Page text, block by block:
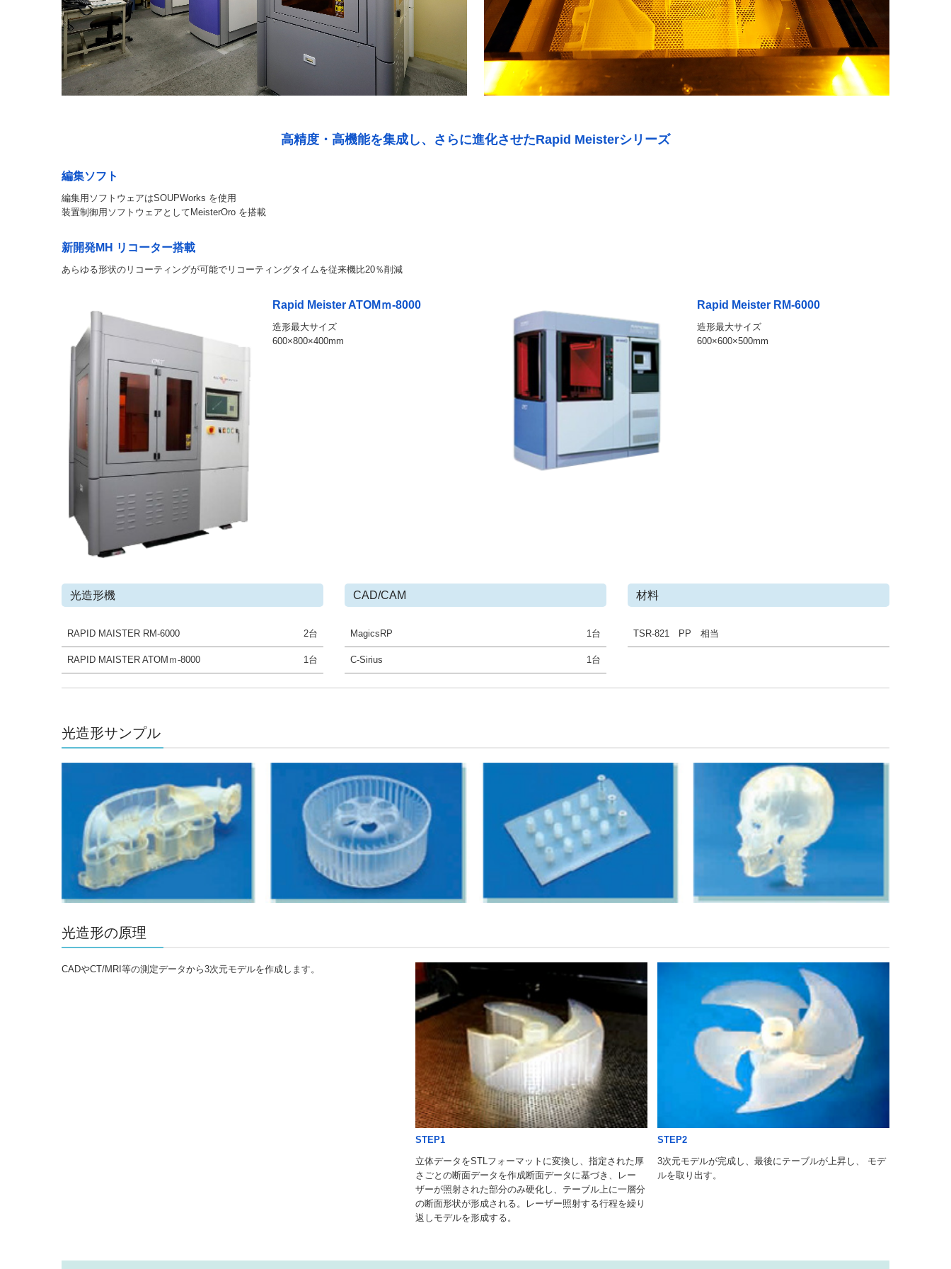
高精度・高機能を集成し、さらに進化させたRapid Meisterシリーズ
編集ソフト
編集用ソフトウェアはSOUPWorks を使用
装置制御用ソフトウェアとしてMeisterOro を搭載
新開発MH リコーター搭載
あらゆる形状のリコーティングが可能でリコーティングタイムを従来機比20％削減
Rapid Meister ATOMｍ-8000
造形最大サイズ
600×800×400mm
Rapid Meister RM-6000
造形最大サイズ
600×600×500mm
光造形機
RAPID MAISTER RM-6000 2台
RAPID MAISTER ATOMｍ-8000 1台
CAD/CAM
MagicsRP 1台
C-Sirius 1台
材料
TSR-821 PP 相当
光造形サンプル
光造形の原理
CADやCT/MRI等の測定データから3次元モデルを作成します。
STEP1
立体データをSTLフォーマットに変換し、指定された厚
さごとの断面データを作成断面データに基づき、レー
ザーが照射された部分のみ硬化し、テーブル上に一層分
の断面形状が形成される。レーザー照射する行程を繰り
返しモデルを形成する。
STEP2
3次元モデルが完成し、最後にテーブルが上昇し、 モデ
ルを取り出す。